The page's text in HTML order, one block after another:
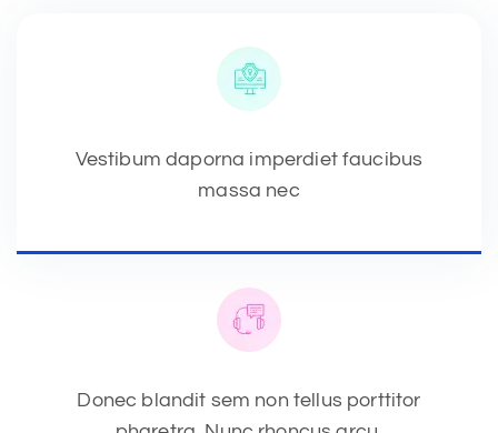
Vestibum daporna imperdiet faucibus
massa nec
Donec blandit sem non tellus porttitor